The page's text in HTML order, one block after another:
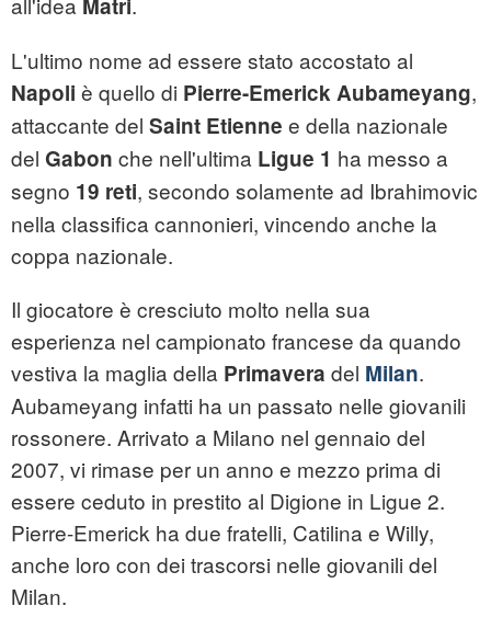
L'ultimo nome ad essere stato accostato al
Napoli è quello di Pierre-Emerick Aubameyang,
attaccante del Saint Etienne e della nazionale
del Gabon che nell'ultima Ligue 1 ha messo a
segno 19 reti, secondo solamente ad Ibrahimovic
nella classifica cannonieri, vincendo anche la
coppa nazionale.
Il giocatore è cresciuto molto nella sua
esperienza nel campionato francese da quando
vestiva la maglia della Primavera del Milan.
Aubameyang infatti ha un passato nelle giovanili
rossonere. Arrivato a Milano nel gennaio del
2007, vi rimase per un anno e mezzo prima di
essere ceduto in prestito al Digione in Ligue 2.
Pierre-Emerick ha due fratelli, Catilina e Willy,
anche loro con dei trascorsi nelle giovanili del
Milan.